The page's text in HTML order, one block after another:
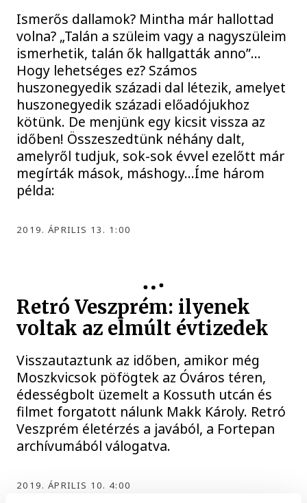
Ismerős dallamok? Mintha már hallottad
volna? „Talán a szüleim vagy a nagyszüleim
ismerhetik, talán ők hallgatták anno”…
Hogy lehetséges ez? Számos
huszonegyedik századi dal létezik, amelyet
huszonegyedik századi előadójukhoz
kötünk. De menjünk egy kicsit vissza az
időben! Összeszedtünk néhány dalt,
amelyről tudjuk, sok-sok évvel ezelőtt már
megírták mások, máshogy…Íme három
példa:
2019. ÁPRILIS 13. 1:00
Retró Veszprém: ilyenek
voltak az elmúlt évtizedek
Visszautaztunk az időben, amikor még
Moszkvicsok pöfögtek az Óváros téren,
édességbolt üzemelt a Kossuth utcán és
filmet forgatott nálunk Makk Károly. Retró
Veszprém életérzés a javából, a Fortepan
archívumából válogatva.
2019. ÁPRILIS 10. 4:00